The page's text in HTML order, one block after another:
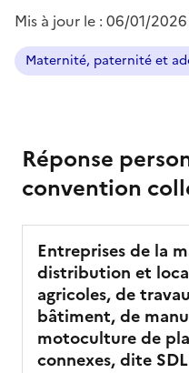
Mis à jour le : 06/01/2026
Maternité, paternité et
Réponse
convention
Entreprises de la
distribution et
agricoles, de
bâtiment, de
motoculture de
connexes, dite